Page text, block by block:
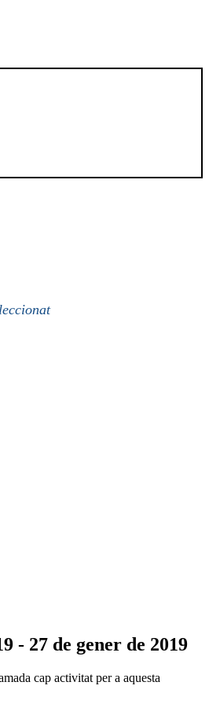
- 27 de gener de 2019
cap activitat per a aquesta